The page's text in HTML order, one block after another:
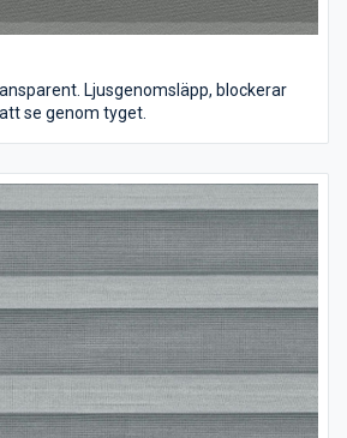
Ljusgenomsläpp, blockerar
se genom tyget.